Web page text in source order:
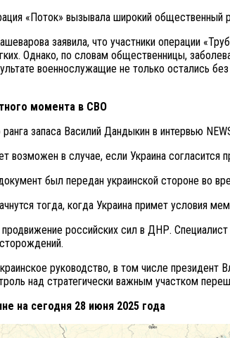
«Поток» вызывала широкий
заявила, что участники операции
Однако, по словам общественницы,
военнослужащие не только остались
момента в СВО
ранга запаса Василий Дандыкин в интервью
возможен в случае, если Украина
был передан украинской стороне во
тогда, когда Украина примет условия
российских сил в ДНР.
руководство, в том числе президент
над стратегически важным участком
на сегодня 28 июня 2025 года